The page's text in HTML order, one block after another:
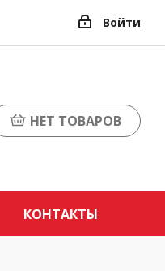
Войти
НЕТ ТОВАРОВ
КОНТАКТЫ